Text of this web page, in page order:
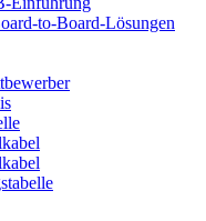
to-Board-Lösungen